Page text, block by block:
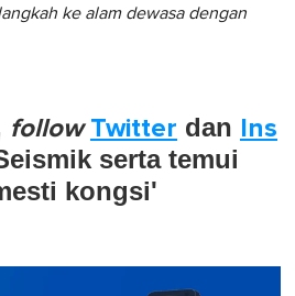
ke alam dewasa dengan
follow Twitter dan Ins
serta temui
kongsi'